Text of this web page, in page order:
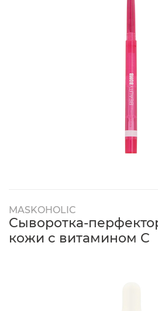
MASKOHOLIC
Сыворотка-
кожи с витамином C